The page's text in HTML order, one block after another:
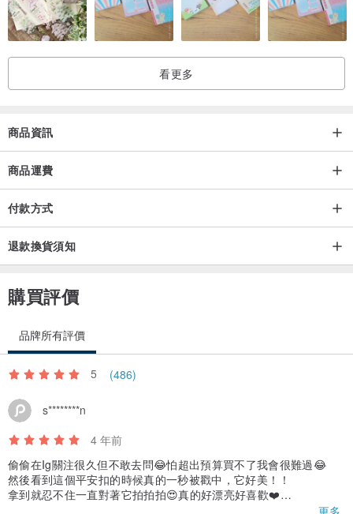
✦18k鑲嵌✦
Step1.聯絡我們（裸石挑選）
Step2.客製鑲嵌設計或成品參考
想客製化但不知道怎麼下手，也歡迎與我們設計師討論呦
客製化商品，不接受退換貨服務
✦礦區產地✦
世界上超過80%的翡翠產於緬甸，日本新潟縣以及北陸沿海、瓜地馬
拉、美國、俄羅斯也有出產。
✦種水✦
翡翠的種由高到低大概可分為玻璃種、冰種、糯種、豆種等。其中玻
璃種是翡翠種質中的極品。
✦透明度✦
翡翠的透明度，又稱為水頭，其價值從高到底依次為：玻璃地（很透
明）、冰地（透明）、糯地（半透明）、豆地（不透明）。
看更多
商品資訊
商品運費
付款方式
退款換貨須知
購買評價
品牌所有評價
5 (486)
s********n
4 年前
偷偷在Ig關注很久但不敢去問😂怕超出預算買不了我會很難過😂
然後看到這個平安扣的時候真的一秒被戳中，它好美！！
拿到就忍不住一直對著它拍拍拍😍真的好漂亮好喜歡❤️
戴上去就不想摘下來了，而且有延長鏈所以胖胖如我也能戴上，開
更多